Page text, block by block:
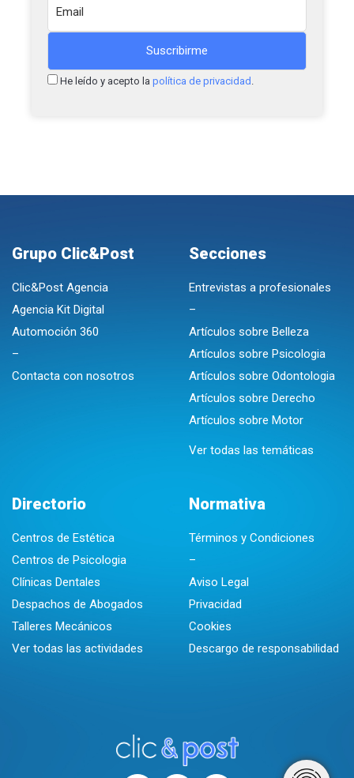
He leído y acepto la política de privacidad .
Grupo Clic&Post
Clic&Post Agencia
Agencia Kit Digital
Automoción 360
–
Contacta con nosotros
Secciones
Entrevistas a profesionales
–
Artículos sobre Belleza
Artículos sobre Psicologia
Artículos sobre Odontologia
Artículos sobre Derecho
Artículos sobre Motor
Ver todas las temáticas
Directorio
Centros de Estética
Centros de Psicologia
Clínicas Dentales
Despachos de Abogados
Talleres Mecánicos
Ver todas las actividades
Normativa
Términos y Condiciones
–
Aviso Legal
Privacidad
Cookies
Descargo de responsabilidad